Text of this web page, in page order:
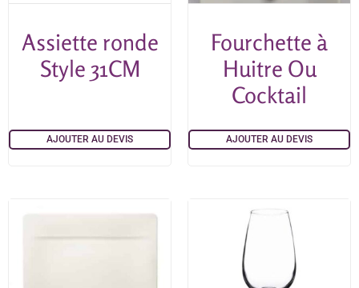
Assiette ronde
Style 31CM
AJOUTER AU DEVIS
Fourchette à
Huitre Ou
Cocktail
AJOUTER AU DEVIS